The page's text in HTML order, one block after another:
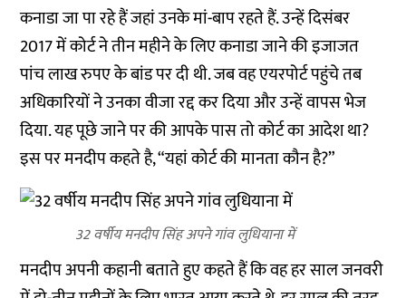
कनाडा जा पा रहे हैं जहां उनके मां-बाप रहते हैं. उन्हें दिसंबर
2017 में कोर्ट ने तीन महीने के लिए कनाडा जाने की इजाजत
पांच लाख रुपए के बांड पर दी थी. जब वह एयरपोर्ट पहुंचे तब
अधिकारियों ने उनका वीजा रद्द कर दिया और उन्हें वापस भेज
दिया. यह पूछे जाने पर की आपके पास तो कोर्ट का आदेश था?
इस पर मनदीप कहते है, “यहां कोर्ट की मानता कौन है?”
32 वर्षीय मनदीप सिंह अपने गांव लुधियाना में
मनदीप अपनी कहानी बताते हुए कहते हैं कि वह हर साल जनवरी